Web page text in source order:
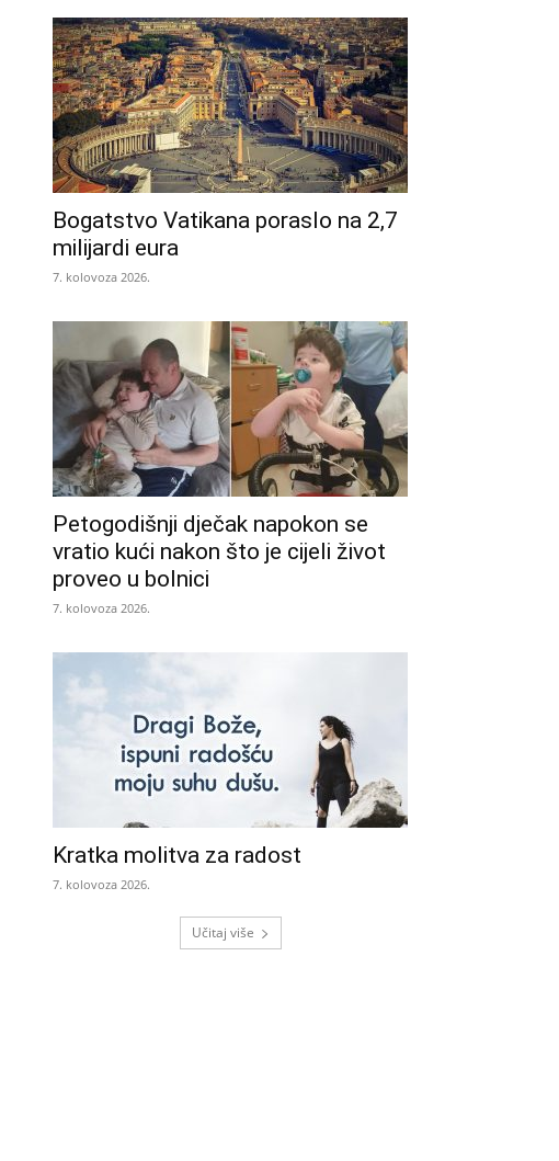
Bogatstvo Vatikana poraslo na 2,7
milijardi eura
7. kolovoza 2026.
Petogodišnji dječak napokon se
vratio kući nakon što je cijeli život
proveo u bolnici
7. kolovoza 2026.
Kratka molitva za radost
7. kolovoza 2026.
Učitaj više